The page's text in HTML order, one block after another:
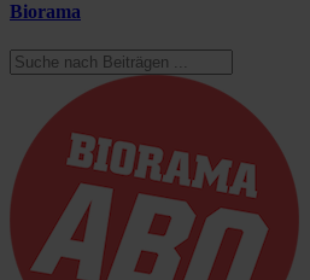
Biorama